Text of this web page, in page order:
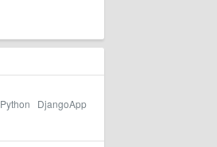
Python
DjangoApp